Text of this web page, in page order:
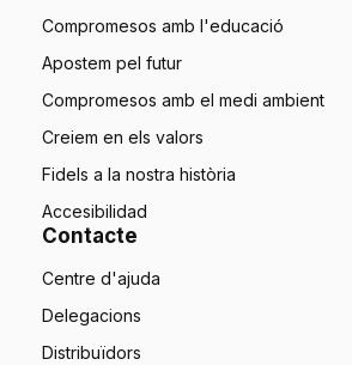
Compromesos amb l'educació
Apostem pel futur
Compromesos amb el medi ambient
Creiem en els valors
Fidels a la nostra història
Accesibilidad
Contacte
Centre d'ajuda
Delegacions
Distribuïdors